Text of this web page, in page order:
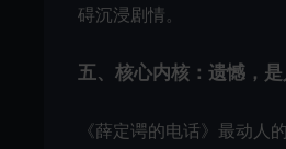
碍沉浸剧情。
五、核心内核：遗憾，是
《薛定谔的电话》最动人